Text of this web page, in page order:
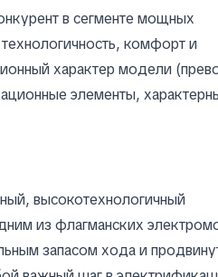
в сегменте мощных
комфорт и
характер модели
элементы,
высокотехнологичный
из флагманских
запасом хода и